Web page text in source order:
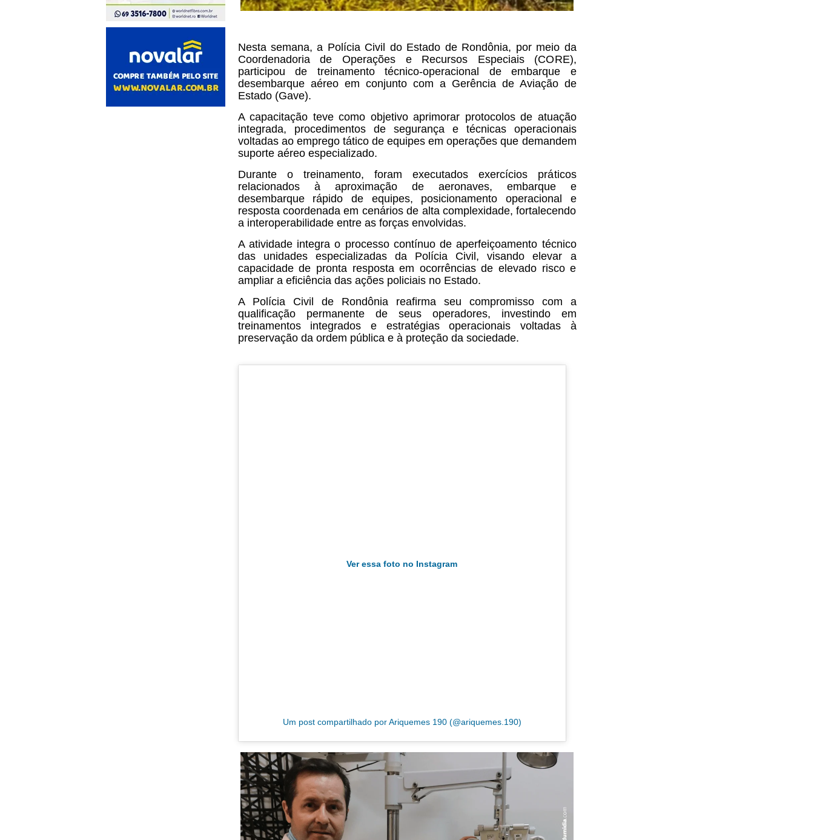
Nesta semana, a Polícia Civil do Estado de Rondônia, por meio da
Coordenadoria de Operações e Recursos Especiais (CORE),
participou de treinamento técnico-operacional de embarque e
desembarque aéreo em conjunto com a Gerência de Aviação de
Estado (Gave).
A capacitação teve como objetivo aprimorar protocolos de atuação
integrada, procedimentos de segurança e técnicas operacionais
voltadas ao emprego tático de equipes em operações que demandem
suporte aéreo especializado.
Durante o treinamento, foram executados exercícios práticos
relacionados à aproximação de aeronaves, embarque e
desembarque rápido de equipes, posicionamento operacional e
resposta coordenada em cenários de alta complexidade, fortalecendo
a interoperabilidade entre as forças envolvidas.
A atividade integra o processo contínuo de aperfeiçoamento técnico
das unidades especializadas da Polícia Civil, visando elevar a
capacidade de pronta resposta em ocorrências de elevado risco e
ampliar a eficiência das ações policiais no Estado.
A Polícia Civil de Rondônia reafirma seu compromisso com a
qualificação permanente de seus operadores, investindo em
treinamentos integrados e estratégias operacionais voltadas à
preservação da ordem pública e à proteção da sociedade.
Ver essa foto no Instagram
Um post compartilhado por Ariquemes 190 (@ariquemes.190)